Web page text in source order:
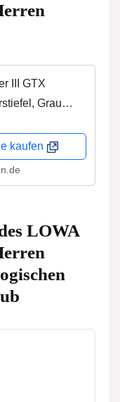
III GTX
Grau
kaufen
LOWA